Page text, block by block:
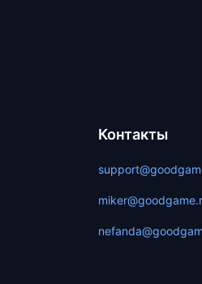
Контакты